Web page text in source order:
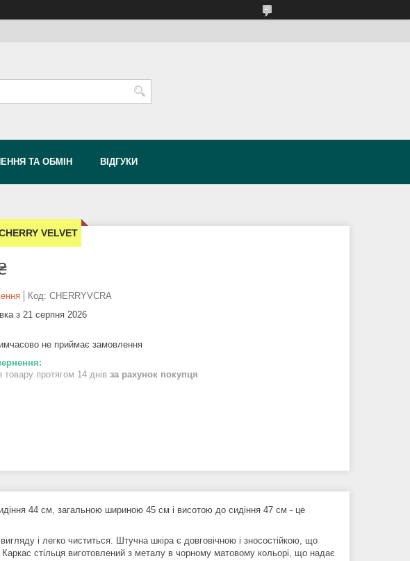
ТА ОБМІН ВІДГУКИ
VELVET
Код: CHERRYVCRA
з 21 серпня 2026
не приймає замовлення
товару протягом 14 днів за рахунок покупця
44 см, загальною шириною 45 см і висотою до сидіння 47 см - це
і легко чиститься. Штучна шкіра є довговічною і зносостійкою, що
Каркас стільця виготовлений з металу в чорному матовому кольорі, що надає